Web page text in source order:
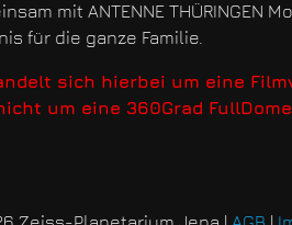
mit ANTENNE
für die ganze Familie.
sich hierbei um eine
um eine 360Grad FullDome